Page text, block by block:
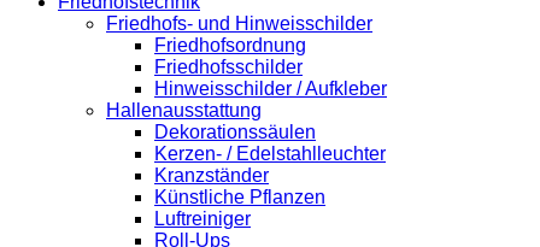
Friedhofs- und Hinweisschilder
Friedhofsordnung
Friedhofsschilder
Hinweisschilder / Aufkleber
Hallenausstattung
Dekorationssäulen
Kerzen- / Edelstahlleuchter
Kranzständer
Künstliche Pflanzen
Luftreiniger
Roll-Ups